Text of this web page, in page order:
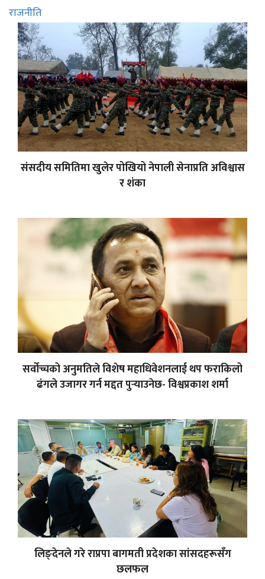
राजनीति
संसदीय समितिमा खुलेर पोखियो नेपाली सेनाप्रति अविश्वास
र शंका
सर्वोच्चको अनुमतिले विशेष महाधिवेशनलाई थप फराकिलो
ढंगले उजागर गर्न मद्दत पुर्‍याउनेछ- विश्वप्रकाश शर्मा
लिङ्देनले गरे राप्रपा बागमती प्रदेशका सांसदहरूसँग
छलफल